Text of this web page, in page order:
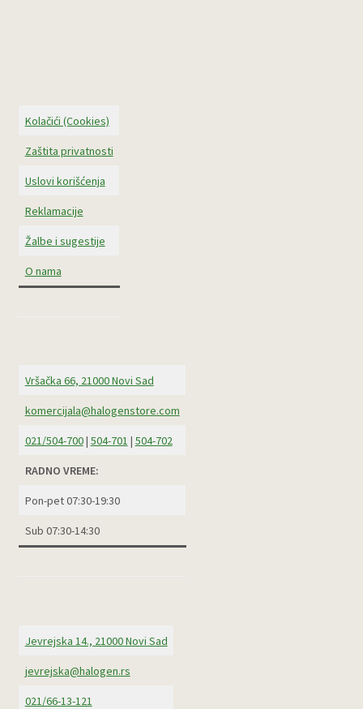
Kolačići (Cookies)
Zaštita privatnosti
Uslovi korišćenja
Reklamacije
Žalbe i sugestije
O nama
Vršačka 66, 21000 Novi Sad
komercijala@halogenstore.com
021/504-700| 504-701 | 504-702
RADNO VREME:
Pon-pet 07:30-19:30
Sub 07:30-14:30
Jevrejska 14., 21000 Novi Sad
jevrejska@halogen.rs
021/66-13-121